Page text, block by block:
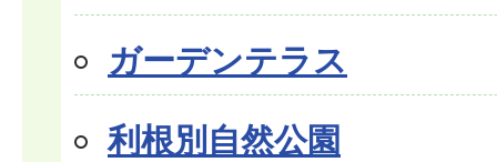
ガーデンテラス
利根別自然公園